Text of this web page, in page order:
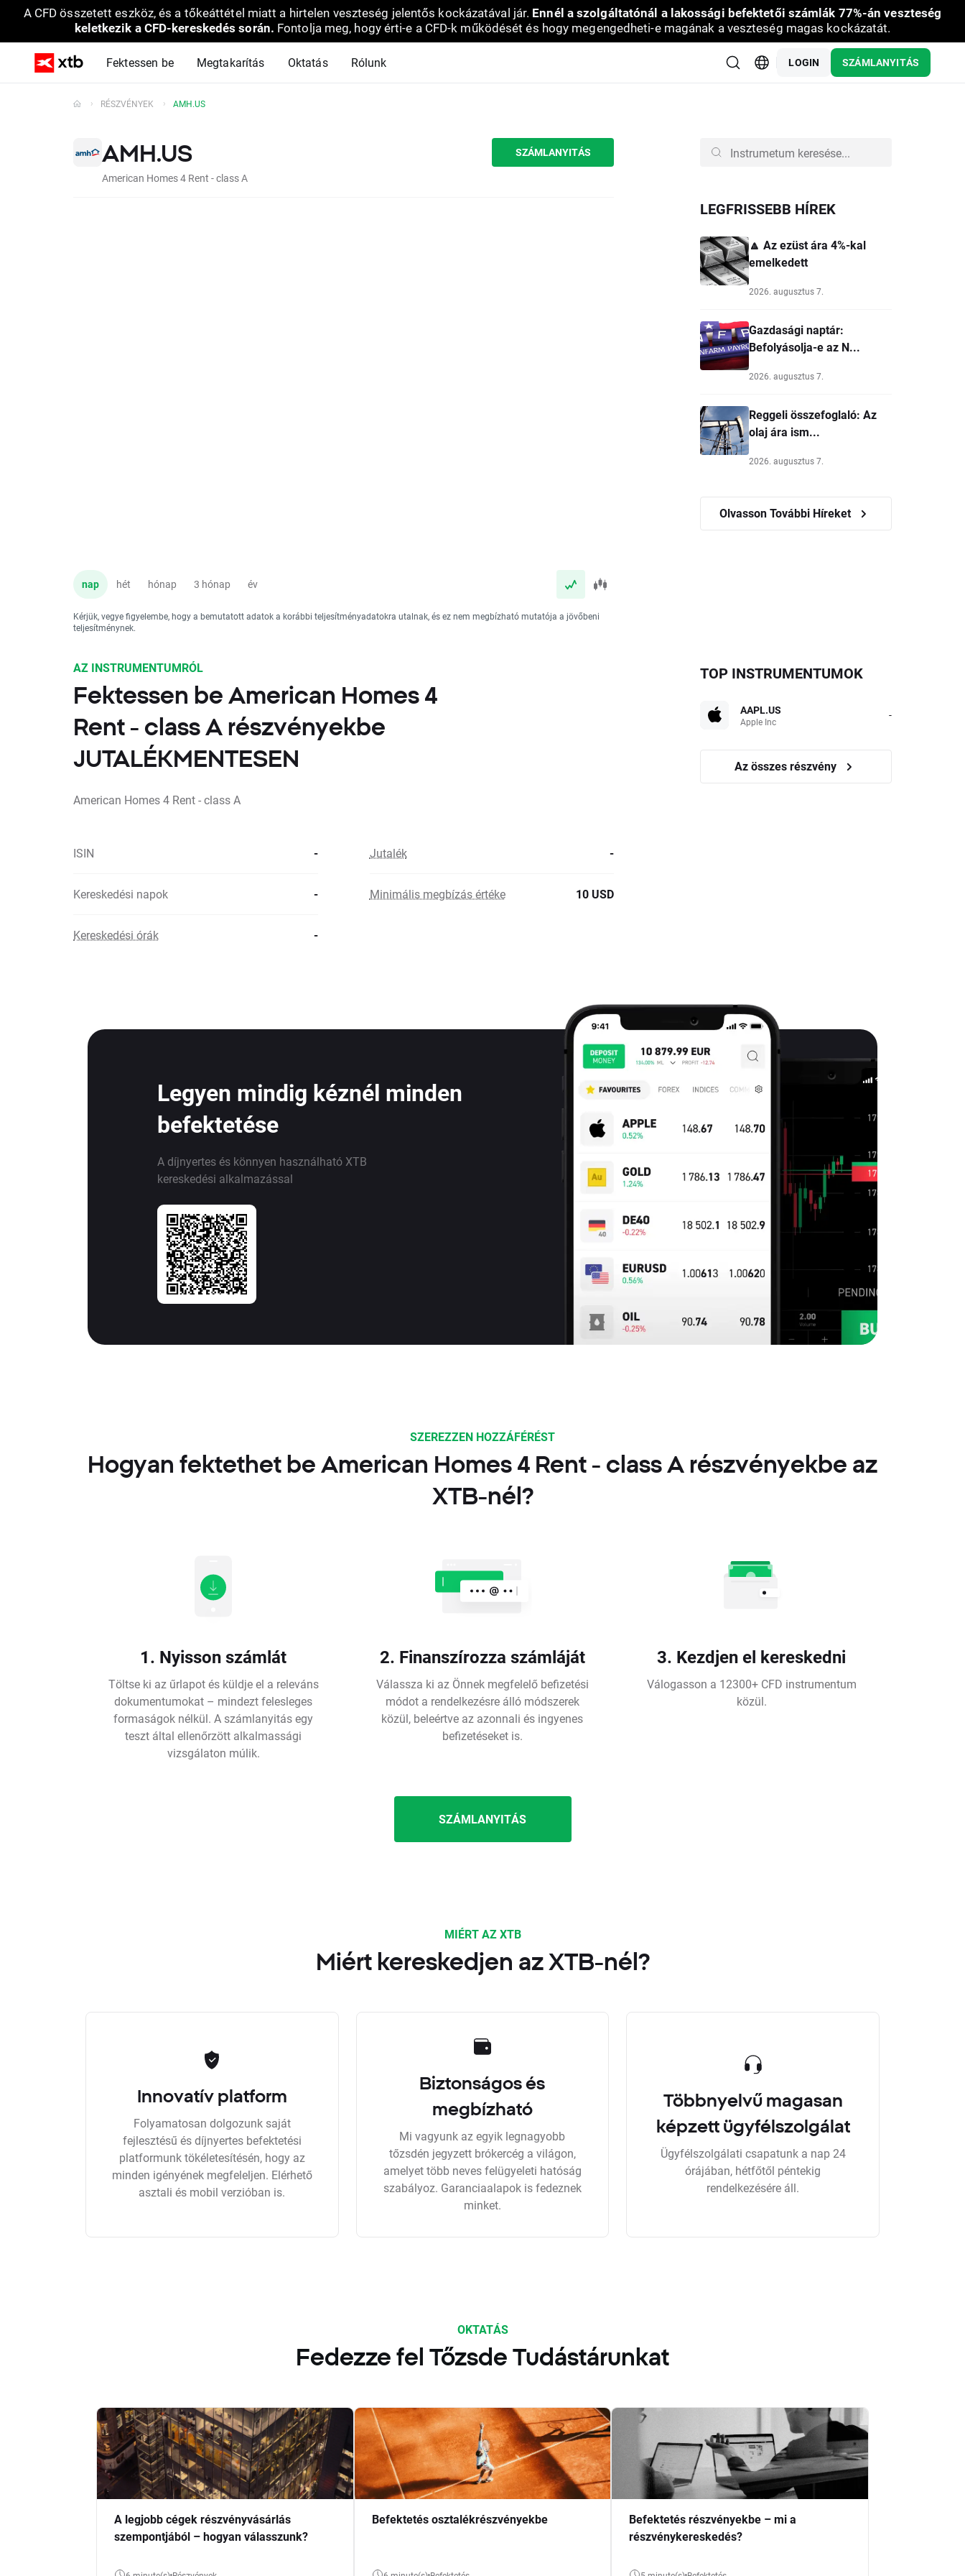
A CFD összetett eszköz, és a tőkeáttétel miatt a hirtelen veszteség jelentős kockázatával jár. Ennél a szolgáltatónál a lakossági befektetői számlák 77%-án veszteség
keletkezik a CFD-kereskedés során. Fontolja meg, hogy érti-e a CFD-k működését és hogy megengedheti-e magának a veszteség magas kockázatát.
Fektessen be Megtakarítás Oktatás Rólunk LOGIN SZÁMLANYITÁS
RÉSZVÉNYEK AMH.US
AMH.US
American Homes 4 Rent - class A
SZÁMLANYITÁS
nap hét hónap 3 hónap év
Kérjük, vegye figyelembe, hogy a bemutatott adatok a korábbi teljesítményadatokra utalnak, és ez nem megbízható mutatója a jövőbeni
teljesítménynek.
LEGFRISSEBB HÍREK
🔼 Az ezüst ára 4%-kal
emelkedett
2026. augusztus 7.
Gazdasági naptár:
Befolyásolja-e az N...
2026. augusztus 7.
Reggeli összefoglaló: Az
olaj ára ism...
2026. augusztus 7.
Olvasson További Híreket
AZ INSTRUMENTUMRÓL
Fektessen be American Homes 4
Rent - class A részvényekbe
JUTALÉKMENTESEN
American Homes 4 Rent - class A
ISIN - Jutalék -
Kereskedési napok - Minimális megbízás értéke 10 USD
Kereskedési órák -
TOP INSTRUMENTUMOK
AAPL.US
Apple Inc -
Az összes részvény
Legyen mindig kéznél minden
befektetése
A díjnyertes és könnyen használható XTB
kereskedési alkalmazással
SZEREZZEN HOZZÁFÉRÉST
Hogyan fektethet be American Homes 4 Rent - class A részvényekbe az
XTB-nél?
1. Nyisson számlát
Töltse ki az űrlapot és küldje el a releváns
dokumentumokat – mindezt felesleges
formaságok nélkül. A számlanyitás egy
teszt által ellenőrzött alkalmassági
vizsgálaton múlik.
2. Finanszírozza számláját
Válassza ki az Önnek megfelelő befizetési
módot a rendelkezésre álló módszerek
közül, beleértve az azonnali és ingyenes
befizetéseket is.
3. Kezdjen el kereskedni
Válogasson a 12300+ CFD instrumentum
közül.
SZÁMLANYITÁS
MIÉRT AZ XTB
Miért kereskedjen az XTB-nél?
Innovatív platform
Folyamatosan dolgozunk saját
fejlesztésű és díjnyertes befektetési
platformunk tökéletesítésén, hogy az
minden igényének megfeleljen. Elérhető
asztali és mobil verzióban is.
Biztonságos és
megbízható
Mi vagyunk az egyik legnagyobb
tőzsdén jegyzett brókercég a világon,
amelyet több neves felügyeleti hatóság
szabályoz. Garanciaalapok is fedeznek
minket.
Többnyelvű magasan
képzett ügyfélszolgálat
Ügyfélszolgálati csapatunk a nap 24
órájában, hétfőtől péntekig
rendelkezésére áll.
OKTATÁS
Fedezze fel Tőzsde Tudástárunkat
A legjobb cégek részvényvásárlás
szempontjából – hogyan válasszunk?
Befektetés osztalékrészvényekbe
Befektetés részvényekbe – mi a
részvénykereskedés?